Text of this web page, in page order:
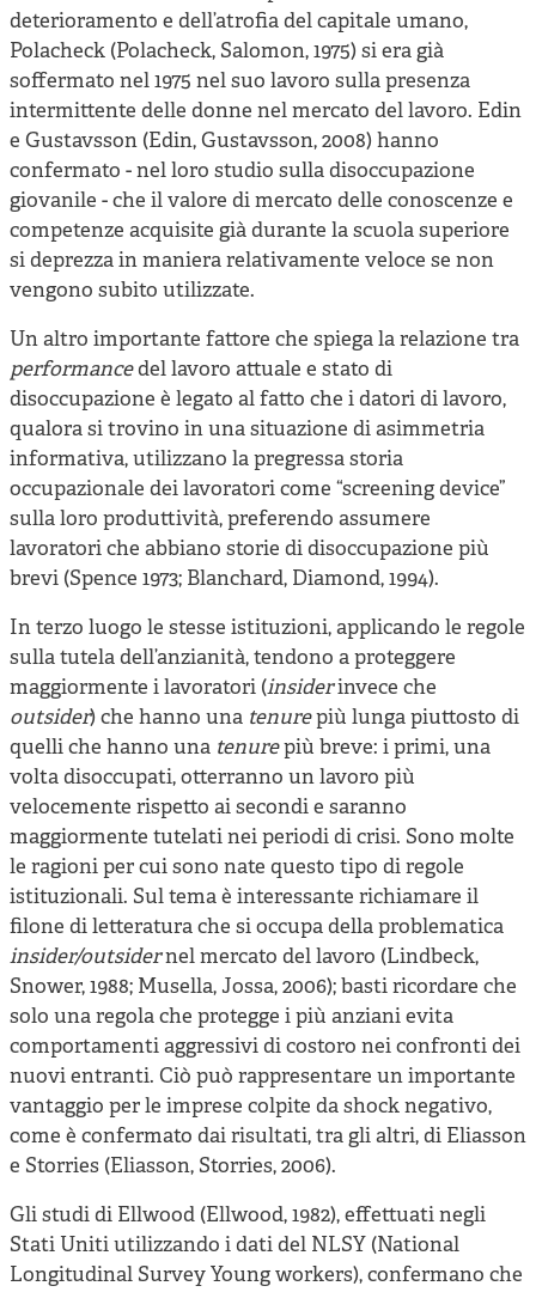
deterioramento e dell’atrofia del capitale umano,
Polacheck (Polacheck, Salomon, 1975) si era già
soffermato nel 1975 nel suo lavoro sulla presenza
intermittente delle donne nel mercato del lavoro. Edin
e Gustavsson (Edin, Gustavsson, 2008) hanno
confermato - nel loro studio sulla disoccupazione
giovanile - che il valore di mercato delle conoscenze e
competenze acquisite già durante la scuola superiore
si deprezza in maniera relativamente veloce se non
vengono subito utilizzate.
Un altro importante fattore che spiega la relazione tra
performancedel lavoro attuale e stato di
disoccupazione è legato al fatto che i datori di lavoro,
qualora si trovino in una situazione di asimmetria
informativa, utilizzano la pregressa storia
occupazionale dei lavoratori come “screening device”
sulla loro produttività, preferendo assumere
lavoratori che abbiano storie di disoccupazione più
brevi (Spence 1973; Blanchard, Diamond, 1994).
In terzo luogo le stesse istituzioni, applicando le regole
sulla tutela dell’anzianità, tendono a proteggere
maggiormente i lavoratori (insiderinvece che
outsider) che hanno una tenurepiù lunga piuttosto di
quelli che hanno una tenurepiù breve: i primi, una
volta disoccupati, otterranno un lavoro più
velocemente rispetto ai secondi e saranno
maggiormente tutelati nei periodi di crisi. Sono molte
le ragioni per cui sono nate questo tipo di regole
istituzionali. Sul tema è interessante richiamare il
filone di letteratura che si occupa della problematica
insider/outsidernel mercato del lavoro (Lindbeck,
Snower, 1988; Musella, Jossa, 2006); basti ricordare che
solo una regola che protegge i più anziani evita
comportamenti aggressivi di costoro nei confronti dei
nuovi entranti. Ciò può rappresentare un importante
vantaggio per le imprese colpite da shock negativo,
come è confermato dai risultati, tra gli altri, di Eliasson
e Storries (Eliasson, Storries, 2006).
Gli studi di Ellwood (Ellwood, 1982), effettuati negli
Stati Uniti utilizzando i dati del NLSY (National
Longitudinal Survey Young workers), confermano che